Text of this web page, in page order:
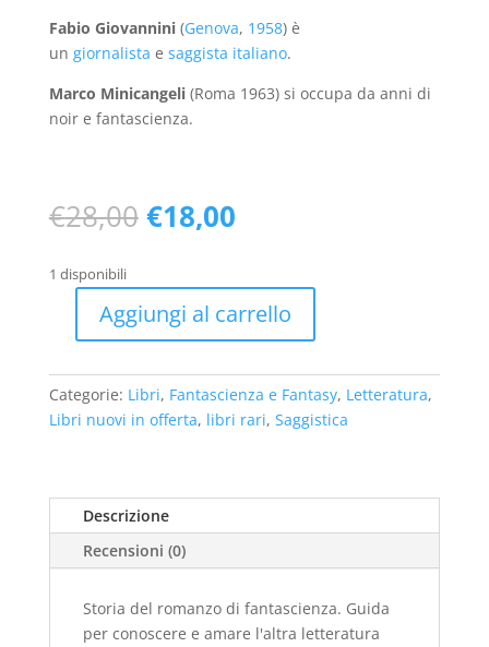
Fabio Giovannini(Genova, 1958) è
un giornalista e saggista italiano.
Marco Minicangeli(Roma 1963) si occupa da anni di
noir e fantascienza.
€28,00 Il
prezzo
era:
€28,00.
€18,00Il
è:
€18,00.
1 disponibili
romanzo
di
fantascienza.
conoscere
amare
letteratura
(nuovo
Aggiungi al carrello
Categorie: Libri, Fantascienza e Fantasy, Letteratura,
Libri nuovi in offerta, libri rari, Saggistica
Descrizione
Recensioni (0)
Storia del romanzo di fantascienza. Guida
per conoscere e amare l'altra letteratura